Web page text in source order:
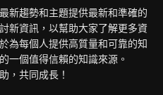
新趨勢和主題提供最新和準確的
新資訊，以幫助大家了解更多資
為每個人提供高質量和可靠的知
一個值得信賴的知識來源。
，共同成長！